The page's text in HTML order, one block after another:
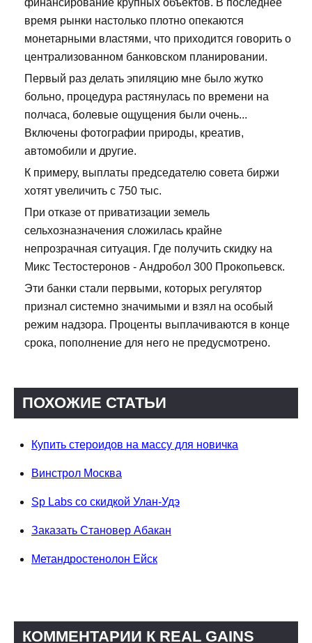
время рынки настолько плотно опекаются
монетарными властями, что приходится говорить о
централизованном банковском планировании.
Первый раз делать эпиляцию мне было жутко
больно, процедура растянулась по времени на
полчаса, болевые ощущения были очень...
Включены фотографии природы, креатив,
автомобили и другие.
К примеру, выплаты председателю совета биржи
хотят увеличить с 750 тыс.
При отказе от приватизации земель
сельхозназначения сложилась крайне
непрозрачная ситуация. Где получить скидку на
Микс Тестостеронов - Андробол 300 Прокопьевск.
Эти банки стали первыми, которых регулятор
признал системно значимыми и взял на особый
режим надзора. Проценты выплачиваются в конце
срока, пополнение для него не предусмотрено.
ПОХОЖИЕ СТАТЬИ
Купить стероидов на массу для новичка
Винстрол Москва
Sp Labs со скидкой Улан-Удэ
Заказать Становер Абакан
Метандростенолон Ейск
КОММЕНТАРИИ К REAL GAINS